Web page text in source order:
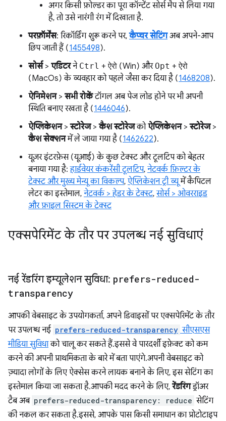
अगर किसी फ़ोल्डर का पूरा कॉन्टेंट सोर्स मैप से लिया गया
है, तो उसे नारंगी रंग में दिखाता है.
परफ़ॉर्मेंस: रिकॉर्डिंग शुरू करने पर,कैप्चर सेटिंगअब अपने-आप
छिप जाती हैं (1455498).
सोर्स> एडिटरने Ctrl +ऐरो (Win) और Opt +ऐरो
(MacOs) के व्यवहार को पहले जैसा कर दिया है (1468208).
ऐनिमेशन> सभी रोकेंटॉगल अब पेज लोड होने पर भी अपनी
स्थिति बनाए रखता है (1446046).
ऐप्लिकेशन>स्टोरेज>कैश स्टोरेजकोऐप्लिकेशन>स्टोरेज>
कैश सेक्शनमें ले जाया गया है (1462622).
यूज़र इंटरफ़ेस (यूआई) के कुछ टेक्स्ट और टूलटिप को बेहतर
बनाया गया है:हार्डवेयर कंकरेंसी टूलटिप, नेटवर्क फ़िल्टर के
टेक्स्ट और मुख्य मेन्यू का विकल्प, ऐप्लिकेशन ट्री व्यूमें कैपिटल
लेटर का इस्तेमाल, नेटवर्क > हेडर के टेक्स्ट,सोर्स > ओवरराइड
और फ़ाइल सिस्टम के टेक्स्ट
एक्सपेरिमेंट के तौर पर उपलब्ध नई सुविधाएं
नई रेंडरिंग इम्यूलेशन सुविधा: prefers-reduced-
transparency
आपकी वेबसाइट के उपयोगकर्ता, अपने डिवाइसों पर एक्सपेरिमेंट के तौर
पर उपलब्ध नई prefers-reduced-transparency सीएसएस
मीडिया सुविधाको चालू कर सकते हैं. इससे वे पारदर्शी इफ़ेक्ट को कम
करने की अपनी प्राथमिकता के बारे में बता पाएंगे. अपनी वेबसाइट को
ज़्यादा लोगों के लिए ऐक्सेस करने लायक बनाने के लिए, इस सेटिंग का
इस्तेमाल किया जा सकता है. आपकी मदद करने के लिए, रेंडरिंगड्रॉअर
टैब अब prefers-reduced-transparency: reduce सेटिंग
की नकल कर सकता है. इससे, आपके पास किसी समाधान का प्रोटोटाइप